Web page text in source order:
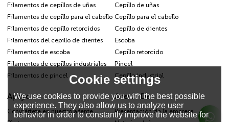
Filamentos de cepillos de uñas
Filamentos de cepillo para el cabello
Filamentos de cepillo retorcidos
Filamentos del cepillo de dientes
Filamentos de escoba
Filamentos de cepillos industriales
Filamentos de pincel
Cepillo de uñas
Cepillo para el cabello
Cepillo de dientes
Escoba
Cepillo retorcido
Pincel
Cepillo industrial
Apoyo
Conviértete en nuestro agente
Acerca De
Presentación de la empresa
Cookie settings
We use cookies to provide you with the best possible
experience. They also allow us to analyze user
behavior in order to constantly improve the website for